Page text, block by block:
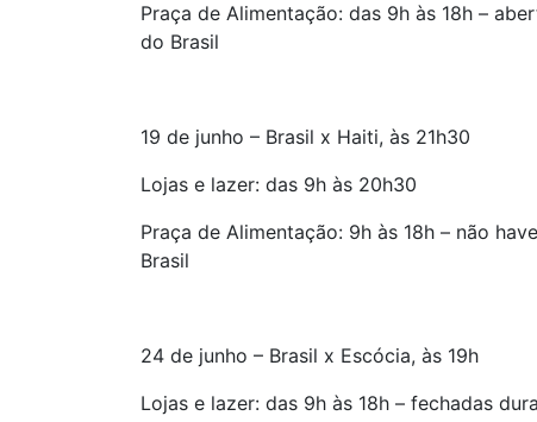
Praça de Alimentação: das 9h às 18h –
do Brasil
19 de junho – Brasil x Haiti, às 21h30
Lojas e lazer: das 9h às 20h30
Praça de Alimentação: 9h às 18h – não
Brasil
24 de junho – Brasil x Escócia, às 19h
Lojas e lazer: das 9h às 18h – fechadas